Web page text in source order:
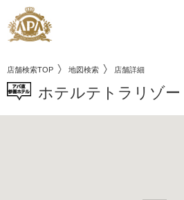
店舗検索TOP 地図検索 店舗詳細
ホテルテトラリゾー